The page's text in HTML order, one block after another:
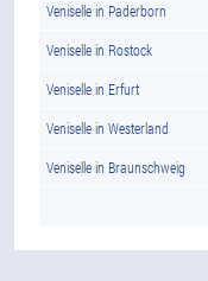
Veniselle in Paderborn
Veniselle in Rostock
Veniselle in Erfurt
Veniselle in Westerland
Veniselle in Braunschweig